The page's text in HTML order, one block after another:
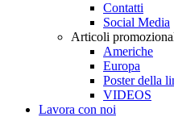
Contatti
Social Media
Articoli
Americhe
Europa
Poster della
VIDEOS
Lavora con noi